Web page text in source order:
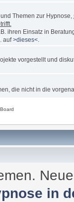
Themen zur Hypnose,
ihren Einsatz in
auf>dieses<.
vorgestellt und
die nicht in die
in